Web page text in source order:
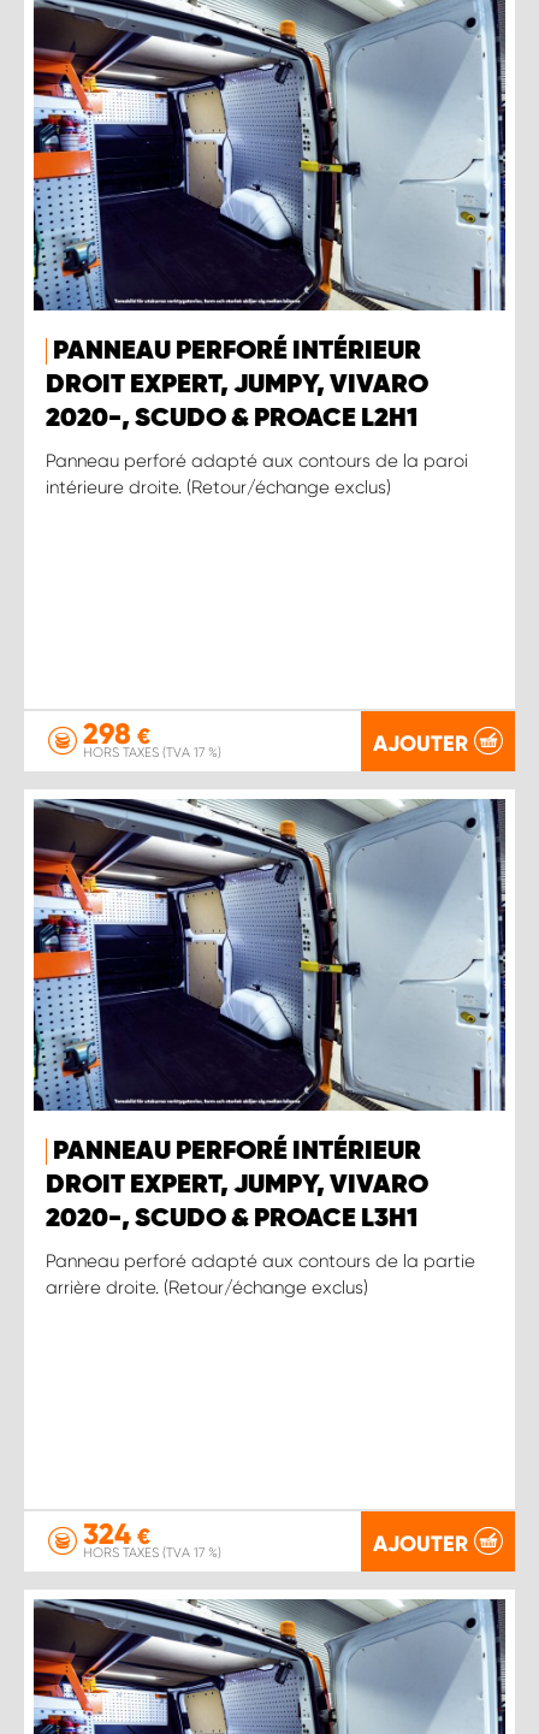
PANNEAU PERFORÉ INTÉRIEUR
DROIT EXPERT, JUMPY, VIVARO
2020-, SCUDO & PROACE L2H1
Panneau perforé adapté aux contours de la paroi
intérieure droite. (Retour/échange exclus)
298 €
HORS TAXES (TVA 17 %) AJOUTER
PANNEAU PERFORÉ INTÉRIEUR
DROIT EXPERT, JUMPY, VIVARO
2020-, SCUDO & PROACE L3H1
Panneau perforé adapté aux contours de la partie
arrière droite. (Retour/échange exclus)
324 €
HORS TAXES (TVA 17 %) AJOUTER